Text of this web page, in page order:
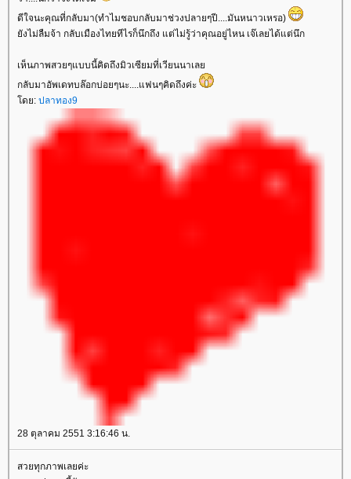
ดีใจนะคุณที่กลับมา(ทำไมชอบกลับมาช่วงปลายๆปี....มันหนาวเหรอ)
ังไม่ลืมจ้า กลับเมืองไทยทีไรก็นึกถึง แต่ไม่รู้ว่าคุณอยู่ไหน เจ๊เลยได้แต่นึก
เห็นภาพสวยๆแบบนี้คิดถึงมิวเซียมที่เวียนนาเล
กลับมาอัพเดทบล๊อกบ่อยๆนะ....แฟนๆคิดถึงค่ะ
ดย: ปลาทอง9
28 ตุลาคม 2551 3:16:46 น.
สวยทุกภาพเลยค่ะ